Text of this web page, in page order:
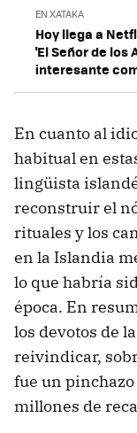
EN XATAKA
Hoy llega a
'El Señor de los
interesante
En cuanto al
habitual en
lingüista
reconstruir el
rituales y los
en la Islandia
lo que habría
época. En
los devotos de
reivindicar,
fue un
millones de